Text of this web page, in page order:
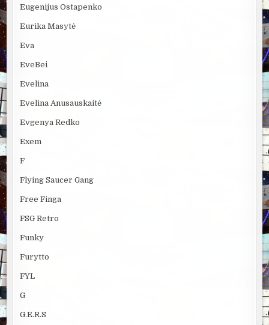
Eugenijus Ostapenko
Eurika Masytė
Eva
EveBei
Evelina
Evelina Anusauskaitė
Evgenya Redko
Exem
F
Flying Saucer Gang
Free Finga
FSG Retro
Funky
Furytto
FYL
G
G.E.R.S